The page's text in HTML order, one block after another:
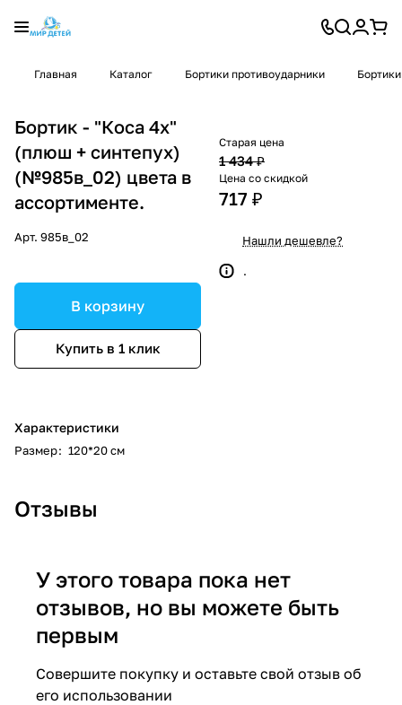
Главная Каталог Бортики противоударники
Бортик - "Коса 4х"
(плюш + синтепух)
(№985в_02) цвета в
ассортименте.
Арт. 985в_02
В корзину
Купить в 1 клик
Характеристики
Размер: 120*20 см
Старая цена
1 434 ₽
Цена со скидкой
717 ₽
Нашли дешевле?
.
Отзывы
У этого товара пока нет
отзывов, но вы можете быть
первым
Совершите покупку и оставьте свой отзыв об
его использовании